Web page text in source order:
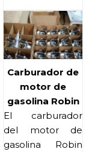
Carburador de
motor de
gasolina Robin
El carburador
del motor de
gasolina Robin